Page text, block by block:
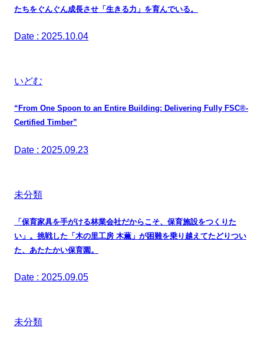
たちをぐんぐん成長させ「生きる力」を育んでいる。
Date : 2025.10.04
いどむ
“From One Spoon to an Entire Building: Delivering Fully FSC®-
Certified Timber”
Date : 2025.09.23
未分類
「保育家具を手がける林業会社だからこそ、保育施設をつくりた
い」。挑戦した「木の里工房 木薫」が困難を乗り越えてたどりつい
た、あたたかい保育園。
Date : 2025.09.05
未分類